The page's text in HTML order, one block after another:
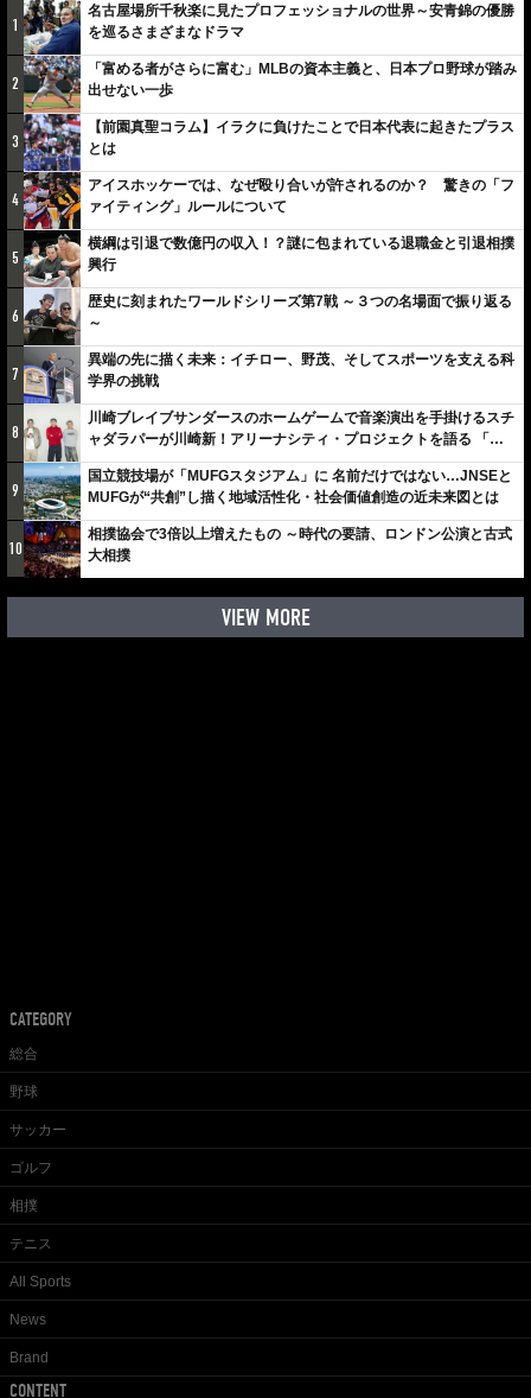
1
名古屋場所千秋楽に見たプロフェッショナルの世界～安青錦の優勝
を巡るさまざまなドラマ
2
「富める者がさらに富む」MLBの資本主義と、日本プロ野球が踏み
出せない一歩
3
【前園真聖コラム】イラクに負けたことで日本代表に起きたプラス
とは
4
アイスホッケーでは、なぜ殴り合いが許されるのか？ 驚きの「フ
ァイティング」ルールについて
5
横綱は引退で数億円の収入！？謎に包まれている退職金と引退相撲
興行
6
歴史に刻まれたワールドシリーズ第7戦 ～３つの名場面で振り返る
～
7
異端の先に描く未来：イチロー、野茂、そしてスポーツを支える科
学界の挑戦
8
川崎ブレイブサンダースのホームゲームで音楽演出を手掛けるスチ
ャダラパーが川崎新！アリーナシティ・プロジェクトを語る 「楽
しみでしかないでしょ。川崎は、ずっと成長曲線だから」
9
国立競技場が「MUFGスタジアム」に 名前だけではない…JNSEと
MUFGが“共創”し描く地域活性化・社会価値創造の近未来図とは
10
相撲協会で3倍以上増えたもの ～時代の要請、ロンドン公演と古式
大相撲
VIEW MORE
CATEGORY
総合
野球
サッカー
ゴルフ
相撲
テニス
All Sports
News
Brand
CONTENT